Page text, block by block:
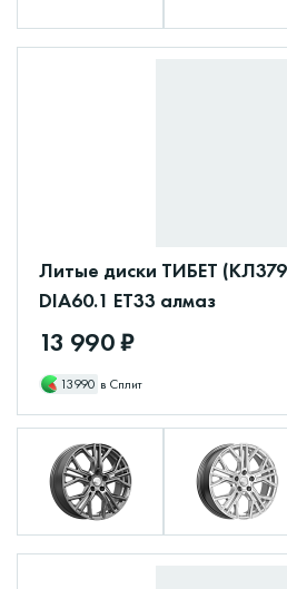
Литые диски ТИБЕТ
DIA60.1 ET33 алмаз
13 990 ₽
13990 в Сплит